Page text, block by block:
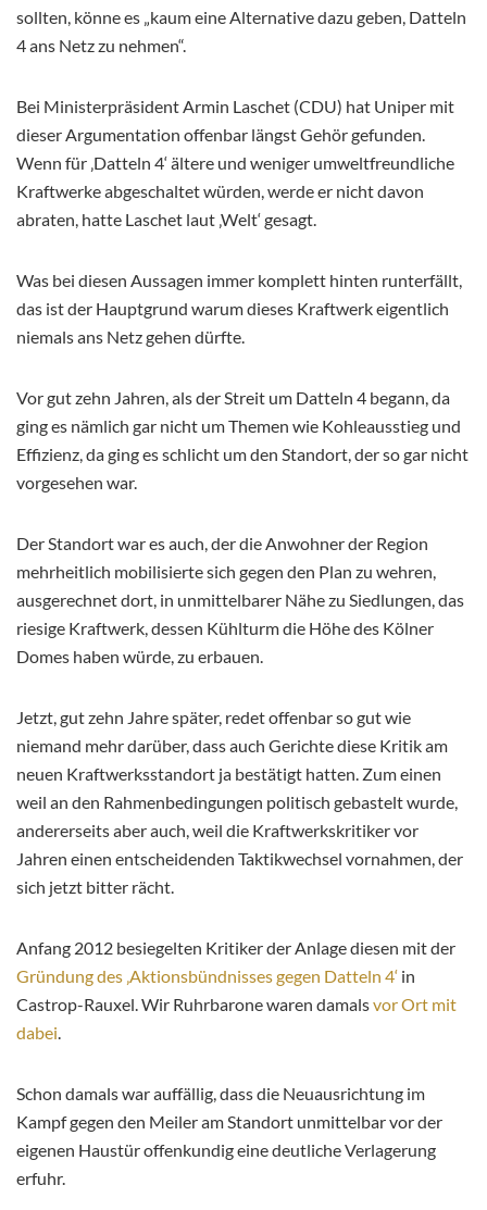
sollten, könne es „kaum eine Alternative dazu geben, Datteln
4 ans Netz zu nehmen“.
Bei Ministerpräsident Armin Laschet (CDU) hat Uniper mit
dieser Argumentation offenbar längst Gehör gefunden.
Wenn für ‚Datteln 4‘ ältere und weniger umweltfreundliche
Kraftwerke abgeschaltet würden, werde er nicht davon
abraten, hatte Laschet laut ‚Welt‘ gesagt.
Was bei diesen Aussagen immer komplett hinten runterfällt,
das ist der Hauptgrund warum dieses Kraftwerk eigentlich
niemals ans Netz gehen dürfte.
Vor gut zehn Jahren, als der Streit um Datteln 4 begann, da
ging es nämlich gar nicht um Themen wie Kohleausstieg und
Effizienz, da ging es schlicht um den Standort, der so gar nicht
vorgesehen war.
Der Standort war es auch, der die Anwohner der Region
mehrheitlich mobilisierte sich gegen den Plan zu wehren,
ausgerechnet dort, in unmittelbarer Nähe zu Siedlungen, das
riesige Kraftwerk, dessen Kühlturm die Höhe des Kölner
Domes haben würde, zu erbauen.
Jetzt, gut zehn Jahre später, redet offenbar so gut wie
niemand mehr darüber, dass auch Gerichte diese Kritik am
neuen Kraftwerksstandort ja bestätigt hatten. Zum einen
weil an den Rahmenbedingungen politisch gebastelt wurde,
andererseits aber auch, weil die Kraftwerkskritiker vor
Jahren einen entscheidenden Taktikwechsel vornahmen, der
sich jetzt bitter rächt.
Anfang 2012 besiegelten Kritiker der Anlage diesen mit der
Gründung des ‚Aktionsbündnisses gegen Datteln 4‘ in
Castrop-Rauxel. Wir Ruhrbarone waren damalsvor Ort mit
dabei
Schon damals war auffällig, dass die Neuausrichtung im
Kampf gegen den Meiler am Standort unmittelbar vor der
eigenen Haustür offenkundig eine deutliche Verlagerung
erfuhr.